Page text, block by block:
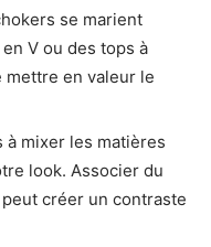
se marient
V ou des tops à
mettre en valeur le
à mixer les matières
look. Associer du
créer un contraste